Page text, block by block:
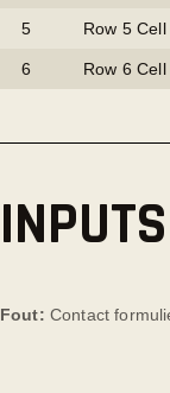
5 Row 5 Cell
6 Row 6 Cell
Fout: Contact